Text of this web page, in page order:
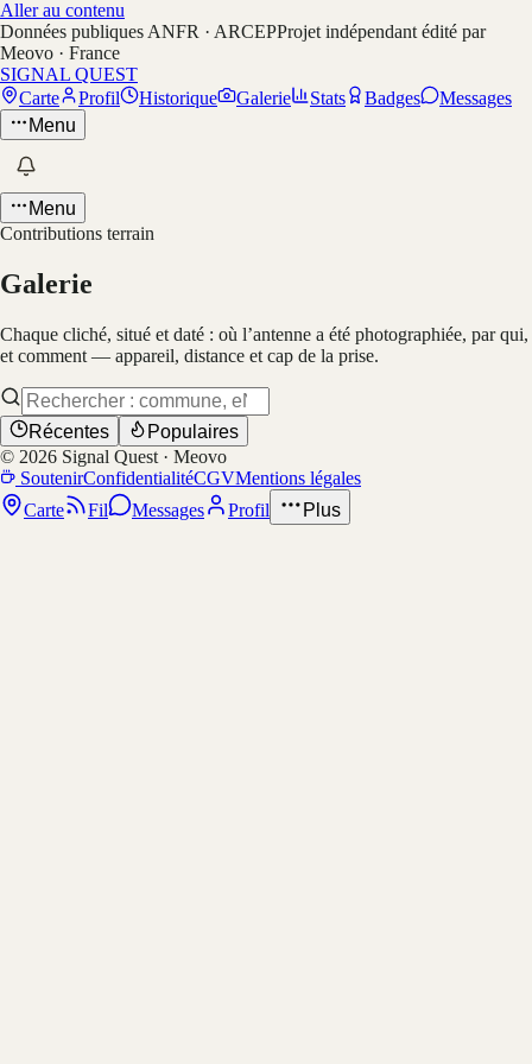
Aller au contenu
Données publiques ANFR · ARCEPProjet indépendant édité par
Meovo · France
SIGNAL QUEST
Carte
Profil Historique Galerie Stats Badges
Messages
Menu
Menu
Contributions terrain
Galerie
Chaque cliché, situé et daté : où l’antenne a été photographiée, par qui,
et comment — appareil, distance et cap de la prise.
Récentes
Populaires
© 2026 Signal Quest · Meovo
SoutenirConfidentialitéCGVMentions légales
Carte
Fil Messages Profil Plus